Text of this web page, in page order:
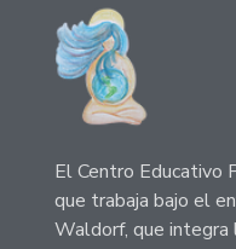
El Centro Educativo
que trabaja bajo el
Waldorf, que integra